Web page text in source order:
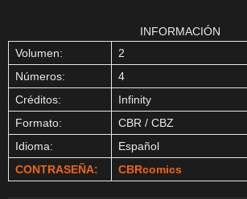
INFORMACIÓN
Volumen:
2
Números:
4
Créditos:
Infinity
Formato:
CBR / CBZ
Idioma:
Español
CONTRASEÑA:
CBRcomics